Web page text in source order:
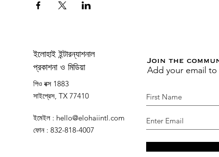
ইলোহাই ইন্টারন্যাশনাল
প্রকাশনা ও মিডিয়া
পিও বক্স 1883
সাইপ্রেস, TX 77410
ইমেইল : hello@elohaiintl.com
ফোন : 832-818-4007
Join the
Add your email